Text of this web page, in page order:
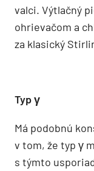
valci. Výtlačný
ohrievačom a
za klasický
Typ γ
Má podobnú
v tom, že typ γ
s týmto